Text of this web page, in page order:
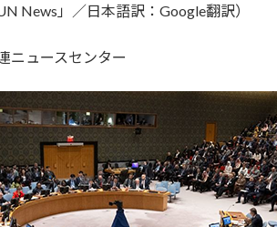
News」／日本語訳：Google翻訳）
ニュースセンター